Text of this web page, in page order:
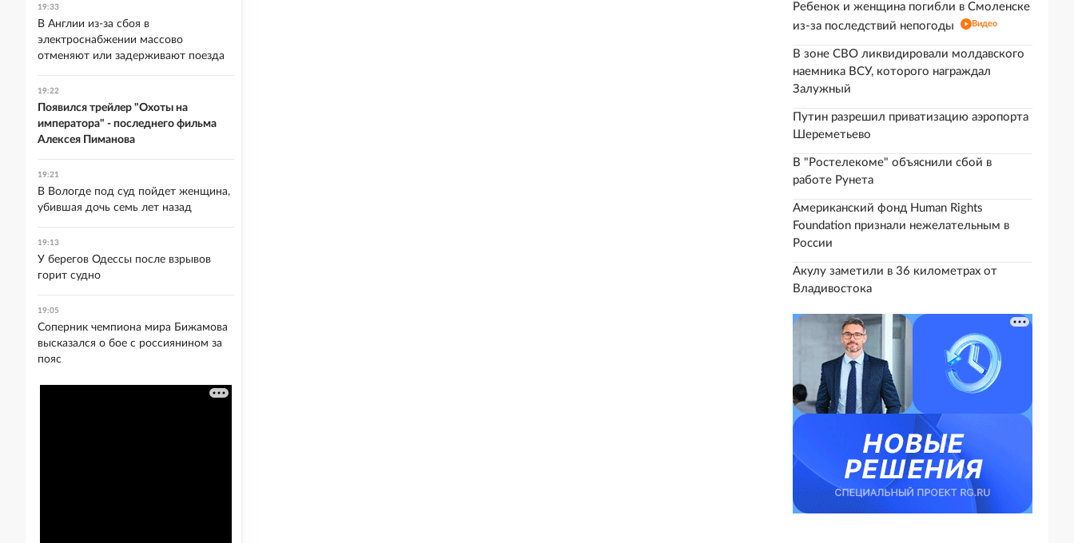
Ребенок и женщина погибли в Смоленске
из-за последствий непогоды
Видео
В зоне СВО ликвидировали молдавского
наемника ВСУ, которого награждал
Залужный
Путин разрешил приватизацию аэропорта
Шереметьево
В "Ростелекоме" объяснили сбой в
работе Рунета
Американский фонд Human Rights
Foundation признали нежелательным в
России
Акулу заметили в 36 километрах от
Владивостока
19:33
В Англии из-за сбоя в
электроснабжении массово
отменяют или задерживают поезда
19:22
Появился трейлер "Охоты на
императора" - последнего фильма
Алексея Пиманова
19:21
В Вологде под суд пойдет женщина,
убившая дочь семь лет назад
19:13
У берегов Одессы после взрывов
горит судно
19:05
Соперник чемпиона мира Бижамова
высказался о бое с россиянином за
пояс